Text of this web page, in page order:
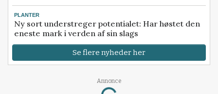
PLANTER
Ny sort understreger potentialet: Har høstet den
eneste mark i verden af sin slags
Se flere nyheder her
Annonce